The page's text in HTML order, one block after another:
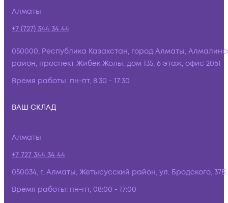
Алматы
+7 (727) 344 34 44
050000, Республика Казахстан, город Алматы,
район, проспект Жибек Жолы, дом 135, 6 этаж, офис 2061
Время работы: пн-пт, 8:30 - 17:30
ВАШ СКЛАД
Алматы
+7 727 344 34 44
050034, г. Алматы, Жетысусский район, ул. Бродского, 37Б
Время работы: пн-пт, 08:00 - 17:00